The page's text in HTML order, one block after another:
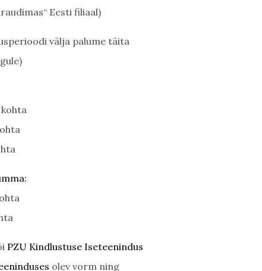
Eesti filiaal)
välja palume täita
PZU Kindlustuse Iseteenindus
olev vorm ning